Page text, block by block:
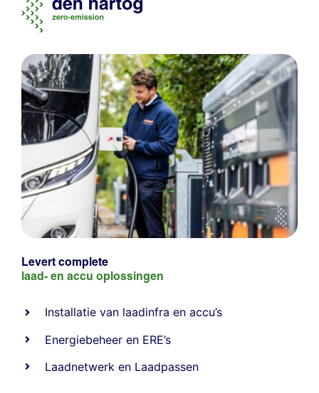
Levert complete
laad- en accu oplossingen
Installatie van laadinfra en accu’s
Energiebeheer en ERE’s
Laadnetwerk en Laadpassen